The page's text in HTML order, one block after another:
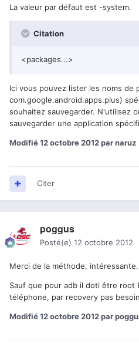
La valeur par défaut est -system.
Citation
<packages...>
Ici vous pouvez lister les noms de
com.google.android.apps.plus)
souhaitez sauvegarder. N'utilisez
sauvegarder une application
Modifié12 octobre 2012par naruz
Citer
poggus
Posté(e) 12 octobre 2012
Merci de la méthode, intéressante.
Sauf que pour adb il doti être root
téléphone, par recovery pas
Modifié12 octobre 2012par